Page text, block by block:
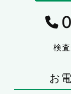
検
お